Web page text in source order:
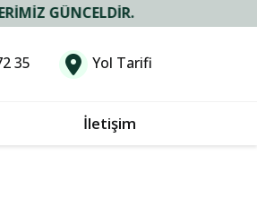
35 Yol Tarifi
İletişim